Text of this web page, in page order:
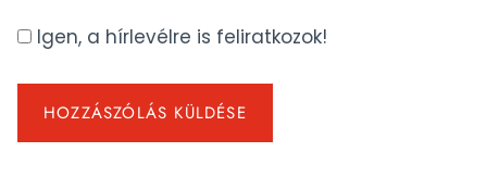
Igen, a hírlevélre is feliratkozok!